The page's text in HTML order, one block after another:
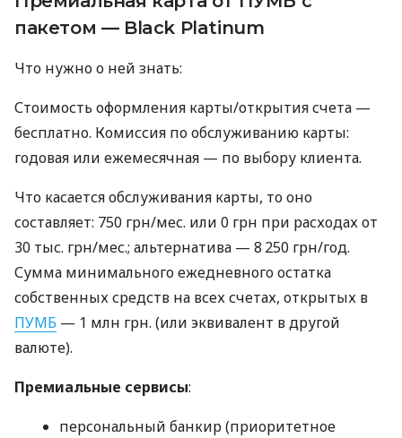
пакетом — Black Platinum
Что нужно о ней знать:
Стоимость оформления карты/открытия счета —
бесплатно. Комиссия по обслуживанию карты:
годовая или ежемесячная — по выбору клиента.
Что касается обслуживания карты, то оно
составляет: 750 грн/мес. или 0 грн при расходах от
30 тыс. грн/мес.; альтернатива — 8 250 грн/год.
Сумма минимального ежедневного остатка
собственных средств на всех счетах, открытых в
ПУМБ — 1 млн грн. (или эквивалент в другой
валюте).
Премиальные сервисы:
персональный банкир (приоритетное